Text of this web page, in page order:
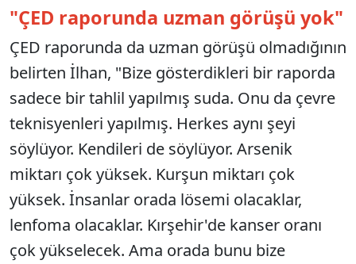
"ÇED raporunda uzman görüşü yok"
ÇED raporunda da uzman görüşü olmadığının
belirten İlhan, "Bize gösterdikleri bir raporda
sadece bir tahlil yapılmış suda. Onu da çevre
teknisyenleri yapılmış. Herkes aynı şeyi
söylüyor. Kendileri de söylüyor. Arsenik
miktarı çok yüksek. Kurşun miktarı çok
yüksek. İnsanlar orada lösemi olacaklar,
lenfoma olacaklar. Kırşehir'de kanser oranı
çok yükselecek. Ama orada bunu bize